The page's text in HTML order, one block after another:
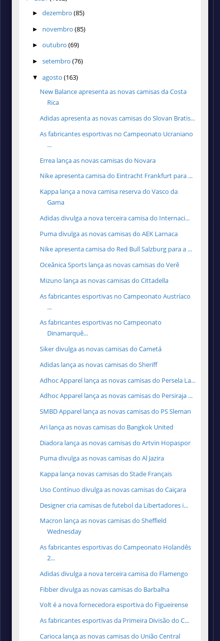
► dezembro (85)
► novembro (85)
► outubro (69)
► setembro (76)
▼ agosto (163)
New Balance apresenta as novas camisas da Costa
Rica
Adidas apresenta as novas camisas do Slovan Bratis...
As fabricantes esportivas no Campeonato Ucraniano
...
Errea lança as novas camisas do Novara
Nike apresenta camisa do Eintracht Frankfurt para ...
Kappa lança a nova camisa reserva do Vasco da
Gama
Adidas divulga a nova terceira camisa do Internaci...
Puma divulga as novas camisas do AEK Larnaca
Nike apresenta camisa do Red Bull Salzburg para a ...
Oceânica Sports lança as novas camisas do Verê
Mizuno lança as novas camisas do Cittadella
As fabricantes esportivas no Campeonato Austríaco
...
As fabricantes esportivas no Campeonato
Dinamarquê...
Siker divulga as novas camisas do Cametá
Adidas lança as novas camisas do Sheriff
Adhoc Apparel lança as novas camisas do Persela La...
Adhoc Apparel lança as novas camisas do Persiraja ...
SMBD Apparel lança as novas camisas do PS Sleman
Ari lança as novas camisas do Bangkok United
Diadora lança as novas camisas do Artvin Hopaspor
Puma divulga as novas camisas do Al Jazira
Kappa lança novas camisas do Stade Français
Uso Contínuo divulga as novas camisas do Caiçara
Designer cria camisas de futebol da Libertadores i...
Macron lança as novas camisas do Sheffield
Wednesday
As fabricantes esportivas do Campeonato Holandês
2...
Adidas divulga a nova terceira camisa do Flamengo
Fibber divulga as novas camisas do Barbalha
Volt é a nova fornecedora esportiva do Figueirense
As fabricantes esportivas da Primeira Divisão do C...
Carioca lança as novas camisas do União Central